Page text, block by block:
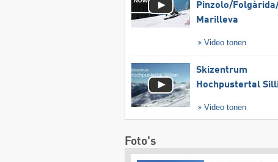
Pinzolo/​
Marilleva
Video tonen
Skizentrum
Hochpustertal
Video tonen
Foto's